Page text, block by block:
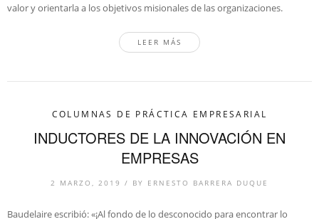
valor y orientarla a los objetivos misionales de las organizaciones.
LEER MÁS
COLUMNAS DE PRÁCTICA EMPRESARIAL
INDUCTORES DE LA INNOVACIÓN EN
EMPRESAS
2 MARZO, 2019 / BY ERNESTO BARRERA DUQUE
Baudelaire escribió: «¡Al fondo de lo desconocido para encontrar lo